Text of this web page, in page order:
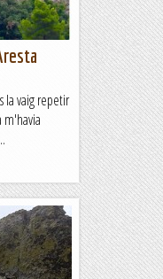
la vaig repetir
m'havia